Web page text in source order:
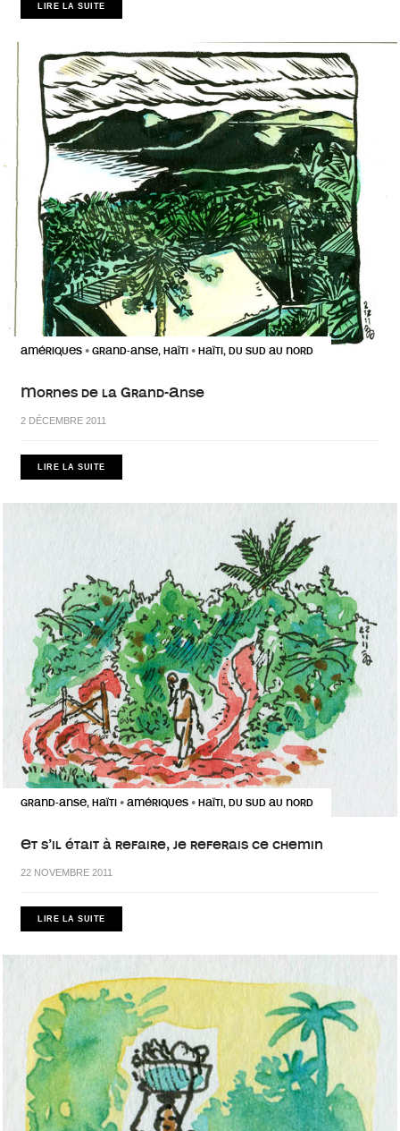
LIRE LA SUITE
AMÉRIQUES • GRAND-ANSE, HAÏTI • HAÏTI, DU SUD AU NORD
Mornes de la Grand-Anse
2 DÉCEMBRE 2011
LIRE LA SUITE
GRAND-ANSE, HAÏTI • AMÉRIQUES • HAÏTI, DU SUD AU NORD
Et s’il était à refaire, je referais ce chemin
22 NOVEMBRE 2011
LIRE LA SUITE